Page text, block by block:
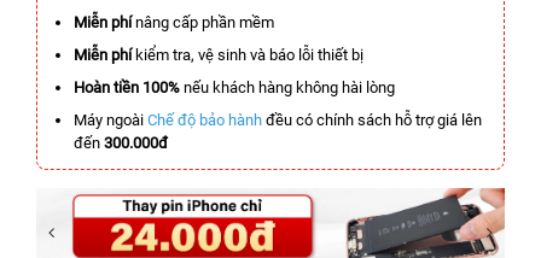
Miễn phínâng cấp phần mềm
Miễn phíkiểm tra, vệ sinh và báo lỗi thiết bị
Hoàn tiền 100% nếu khách hàng không hài lòng
Máy ngoài Chế độ bảo hành đều có chính sách hỗ trợ giá lên
đến 300.000đ